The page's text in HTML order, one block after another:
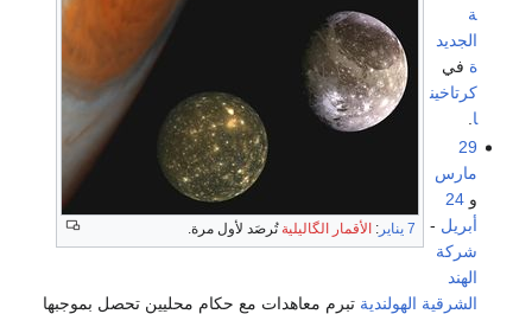
7 يناير : الأقمار الگاليلية تُرصَد لأول مرة.
ة
الجديد
ة في
كرتاخين
ا.
29
مارس
و24
أبريل -
شركة
الهند
الشرقية الهولندية تبرم معاهدات مع حكام محليين تحصل بموجبها